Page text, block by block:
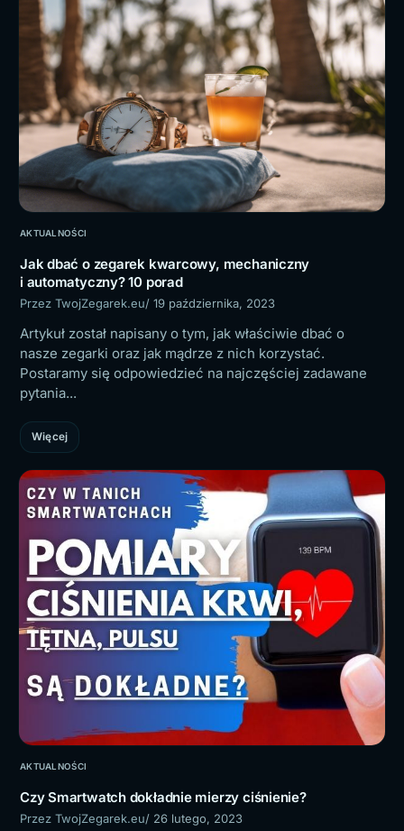
AKTUALNOŚCI
Jak dbać o zegarek kwarcowy, mechaniczny
i automatyczny? 10 porad
Przez TwojZegarek.eu/ 19 października, 2023
Artykuł został napisany o tym, jak właściwie dbać o
nasze zegarki oraz jak mądrze z nich korzystać.
Postaramy się odpowiedzieć na najczęściej zadawane
pytania...
Więcej
AKTUALNOŚCI
Czy Smartwatch dokładnie mierzy ciśnienie?
Przez TwojZegarek.eu/ 26 lutego, 2023